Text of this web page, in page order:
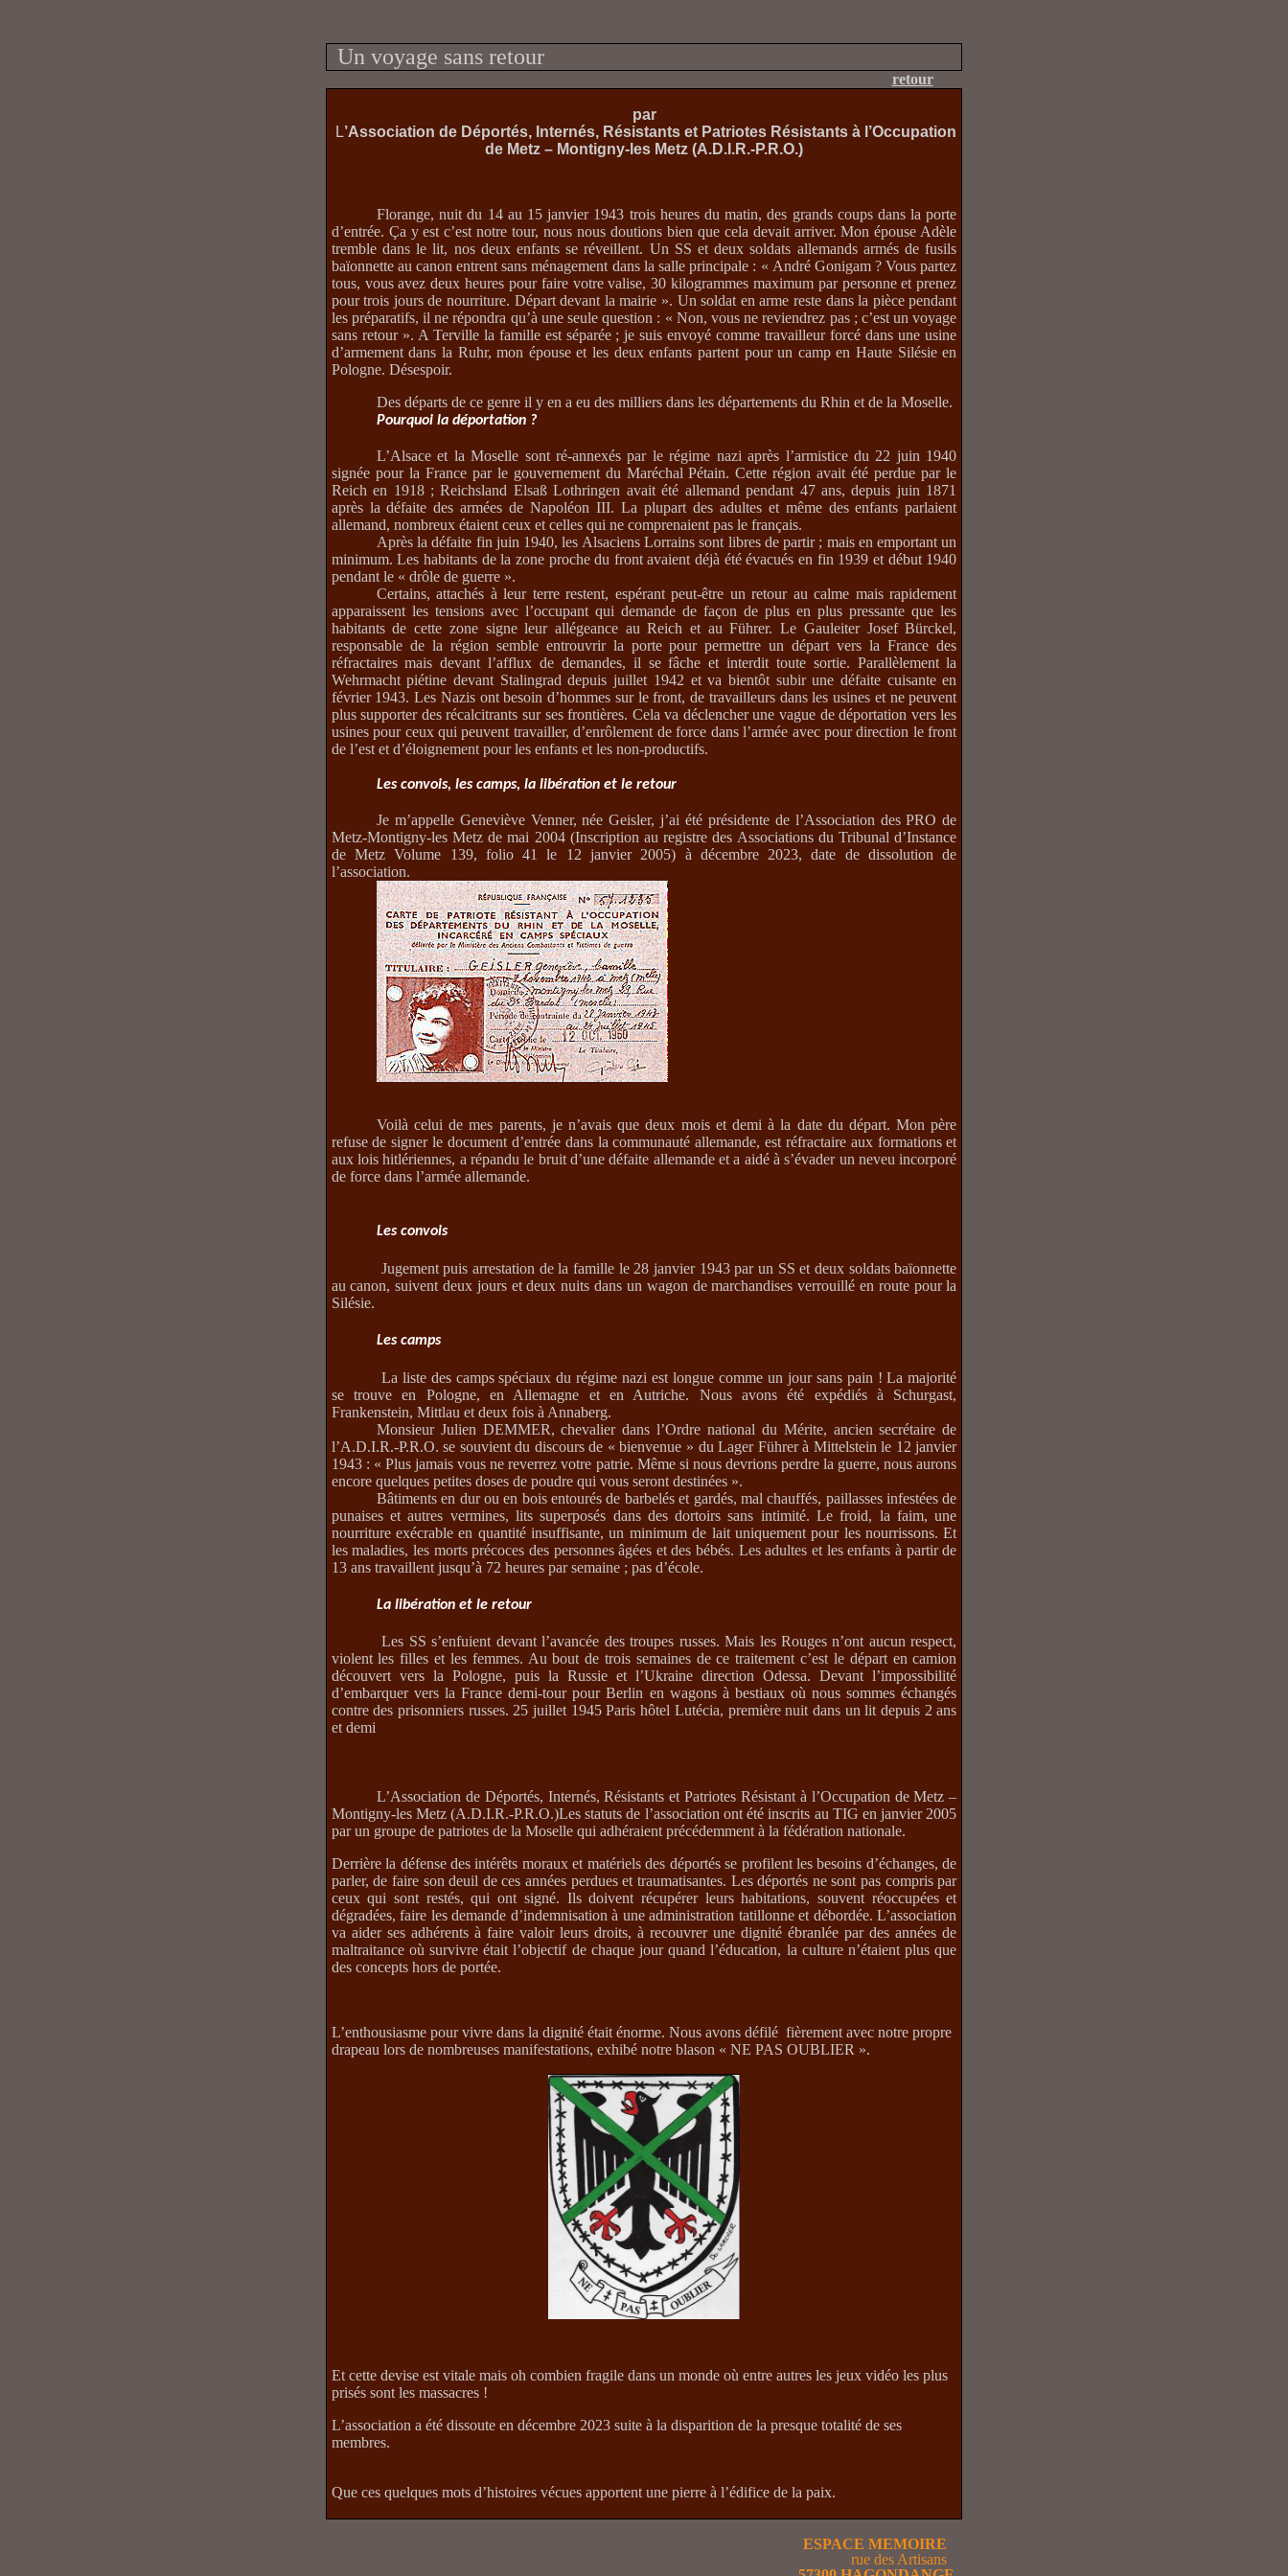
Un voyage sans retour
retour
par
L’Association de Déportés, Internés, Résistants et Patriotes Résistants à l’Occupation
de Metz – Montigny-les Metz (A.D.I.R.-P.R.O.)
Florange, nuit du 14 au 15 janvier 1943 trois heures du matin, des grands coups dans la porte
d’entrée. Ça y est c’est notre tour, nous nous doutions bien que cela devait arriver. Mon épouse Adèle
tremble dans le lit, nos deux enfants se réveillent. Un SS et deux soldats allemands armés de fusils
baïonnette au canon entrent sans ménagement dans la salle principale : « André Gonigam ? Vous partez
tous, vous avez deux heures pour faire votre valise, 30 kilogrammes maximum par personne et prenez
pour trois jours de nourriture. Départ devant la mairie ». Un soldat en arme reste dans la pièce pendant
les préparatifs, il ne répondra qu’à une seule question : « Non, vous ne reviendrez pas ; c’est un voyage
sans retour ». A Terville la famille est séparée ; je suis envoyé comme travailleur forcé dans une usine
d’armement dans la Ruhr, mon épouse et les deux enfants partent pour un camp en Haute Silésie en
Pologne. Désespoir.
Des départs de ce genre il y en a eu des milliers dans les départements du Rhin et de la Moselle.
Pourquoi la déportation ?
L’Alsace et la Moselle sont ré-annexés par le régime nazi après l’armistice du 22 juin 1940
signée pour la France par le gouvernement du Maréchal Pétain. Cette région avait été perdue par le
Reich en 1918 ;Reichsland Elsaß Lothringen avait été allemand pendant 47 ans, depuis juin 1871
après la défaite des armées de Napoléon III. La plupart des adultes et même des enfants parlaient
allemand, nombreux étaient ceux et celles qui ne comprenaient pas le français.
Après la défaite fin juin 1940, les Alsaciens Lorrains sont libres de partir ; mais en emportant un
minimum. Les habitants de la zone proche du front avaient déjà été évacués en fin 1939 et début 1940
pendant le « drôle de guerre ».
Certains, attachés à leur terre restent, espérant peut-être un retour au calme mais rapidement
apparaissent les tensions avec l’occupant qui demande de façon de plus en plus pressante que les
habitants de cette zone signe leur allégeance au Reich et au Führer. Le Gauleiter Josef Bürckel,
responsable de la région semble entrouvrir la porte pour permettre un départ vers la France des
réfractaires mais devant l’afflux de demandes, il se fâche et interdit toute sortie. Parallèlement la
Wehrmacht piétine devant Stalingrad depuis juillet 1942 et va bientôt subir une défaite cuisante en
février 1943. Les Nazis ont besoin d’hommes sur le front, de travailleurs dans les usines et ne peuvent
plus supporter des récalcitrants sur ses frontières. Cela va déclencher une vague de déportation vers les
usines pour ceux qui peuvent travailler, d’enrôlement de force dans l’armée avec pour direction le front
de l’est et d’éloignement pour les enfants et les non-productifs.
Les convois, les camps, la libération et le retour
Je m’appelle Geneviève Venner, née Geisler, j’ai été présidente de l’Association des PRO de
Metz-Montigny-les Metz de mai 2004 (Inscription au registre des Associations du Tribunal d’Instance
de Metz Volume 139, folio 41 le 12 janvier 2005) à décembre 2023, date de dissolution de
l’association.
Voilà celui de mes parents, je n’avais que deux mois et demi à la date du départ. Mon père
refuse de signer le document d’entrée dans la communauté allemande, est réfractaire aux formations et
aux lois hitlériennes, a répandu le bruit d’une défaite allemande et a aidé à s’évader un neveu incorporé
de force dans l’armée allemande.
Les convois
Jugement puis arrestation de la famille le 28 janvier 1943 par un SS et deux soldats baïonnette
au canon, suivent deux jours et deux nuits dans un wagon de marchandises verrouillé en route pour la
Silésie.
Les camps
La liste des camps spéciaux du régime nazi est longue comme un jour sans pain ! La majorité
se trouve en Pologne, en Allemagne et en Autriche. Nous avons été expédiés à Schurgast,
Frankenstein, Mittlau et deux fois à Annaberg.
Monsieur Julien DEMMER, chevalier dans l’Ordre national du Mérite, ancien secrétaire de
l’A.D.I.R.-P.R.O. se souvient du discours de « bienvenue » du Lager Führer à Mittelstein le 12 janvier
1943 : « Plus jamais vous ne reverrez votre patrie. Même si nous devrions perdre la guerre, nous aurons
encore quelques petites doses de poudre qui vous seront destinées ».
Bâtiments en dur ou en bois entourés de barbelés et gardés, mal chauffés, paillasses infestées de
punaises et autres vermines, lits superposés dans des dortoirs sans intimité. Le froid, la faim, une
nourriture exécrable en quantité insuffisante, un minimum de lait uniquement pour les nourrissons. Et
les maladies, les morts précoces des personnes âgées et des bébés. Les adultes et les enfants à partir de
13 ans travaillent jusqu’à 72 heures par semaine ; pas d’école.
La libération et le retour
Les SS s’enfuient devant l’avancée des troupes russes. Mais les Rouges n’ont aucun respect,
violent les filles et les femmes. Au bout de trois semaines de ce traitement c’est le départ en camion
découvert vers la Pologne, puis la Russie et l’Ukraine direction Odessa. Devant l’impossibilité
d’embarquer vers la France demi-tour pour Berlin en wagons à bestiaux où nous sommes échangés
contre des prisonniers russes. 25 juillet 1945 Paris hôtel Lutécia, première nuit dans un lit depuis 2 ans
et demi
L’Association de Déportés, Internés, Résistants et Patriotes Résistant à l’Occupation de Metz –
Montigny-les Metz (A.D.I.R.-P.R.O.)Les statuts de l’association ont été inscrits au TIG en janvier 2005
par un groupe de patriotes de la Moselle qui adhéraient précédemment à la fédération nationale.
Derrière la défense des intérêts moraux et matériels des déportés se profilent les besoins d’échanges, de
parler, de faire son deuil de ces années perdues et traumatisantes. Les déportés ne sont pas compris par
ceux qui sont restés, qui ont signé. Ils doivent récupérer leurs habitations, souvent réoccupées et
dégradées, faire les demande d’indemnisation à une administration tatillonne et débordée. L’association
va aider ses adhérents à faire valoir leurs droits, à recouvrer une dignité ébranlée par des années de
maltraitance où survivre était l’objectif de chaque jour quand l’éducation, la culture n’étaient plus que
des concepts hors de portée.
L’enthousiasme pour vivre dans la dignité était énorme. Nous avons défilé fièrement avec notre propre
drapeau lors de nombreuses manifestations, exhibé notre blason « NE PAS OUBLIER ».
Et cette devise est vitale mais oh combien fragile dans un monde où entre autres les jeux vidéo les plus
prisés sont les massacres !
L’association a été dissoute en décembre 2023 suite à la disparition de la presque totalité de ses
membres.
Que ces quelques mots d’histoires vécues apportent une pierre à l’édifice de la paix.
ESPACE MEMOIRE
rue des Artisans